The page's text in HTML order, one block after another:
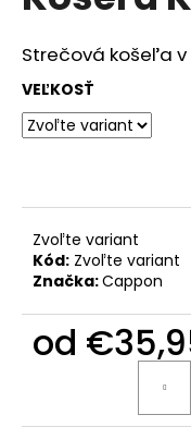
z
5
hviezdičiek.
Strečová košeľa
VEĽKOSŤ
Zvoľte variant
Kód: Zvoľte variant
Značka:Cappon
od
j
s
ť
?
O
o